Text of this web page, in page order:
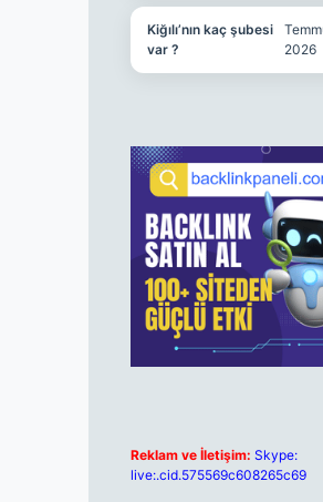
Kiğılı’nın kaç şubesi
var ?
2026
Reklam ve İletişim: Skype:
live:.cid.575569c608265c69